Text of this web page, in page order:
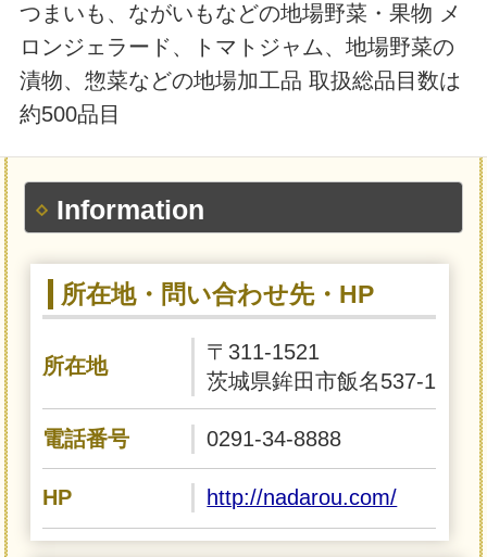
つまいも、ながいもなどの地場野菜・果物 メ
ロンジェラード、トマトジャム、地場野菜の
漬物、惣菜などの地場加工品 取扱総品目数は
約500品目
Information
所在地・問い合わせ先・HP
所在地
〒311-1521
茨城県鉾田市飯名537-1
電話番号 0291-34-8888
HP http://nadarou.com/